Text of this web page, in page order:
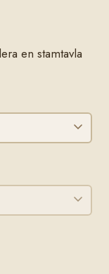
en stamtavla